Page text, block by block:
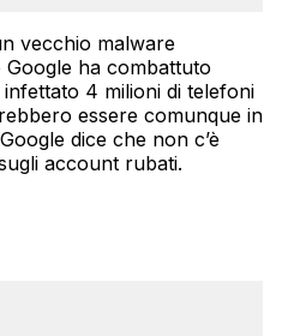
vecchio malware
Google ha combattuto
4 milioni di telefoni
essere comunque in
dice che non c’è
account rubati.